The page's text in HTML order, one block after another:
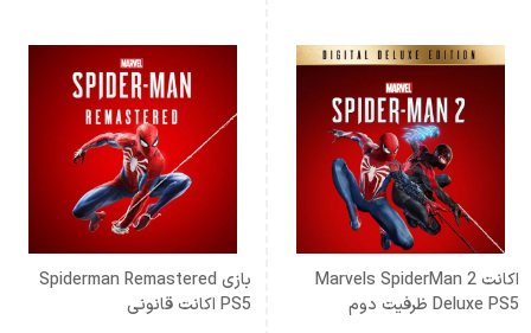
اكانت Marvels SpiderMan 2
Deluxe PS5 ظرفيت دوم
بازى Spiderman Remastered
PS5 اكانت قانونى